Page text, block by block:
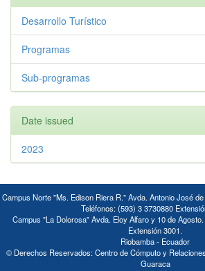
Desarrollo Turístico
Programas
Sub-programas
Date issued
2023
Campus Norte "Ms. Edison Riera R." Avda. Antonio José
Teléfonos: (593) 3 3730880
Campus "La Dolorosa" Avda. Eloy Alfaro y 10 de
Extensión 3001.
Riobamba - Ecuador
© Derechos Reservados: Centro de Cómputo y
Guaraca